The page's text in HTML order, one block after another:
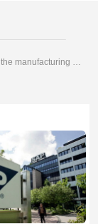
Development, design, production and sales in one of the manufacturing enterprises